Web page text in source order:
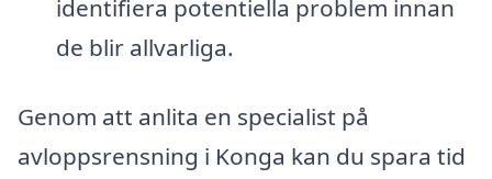
identifiera potentiella problem innan
de blir allvarliga.
Genom att anlita en specialist på
avloppsrensning i Konga kan du spara tid